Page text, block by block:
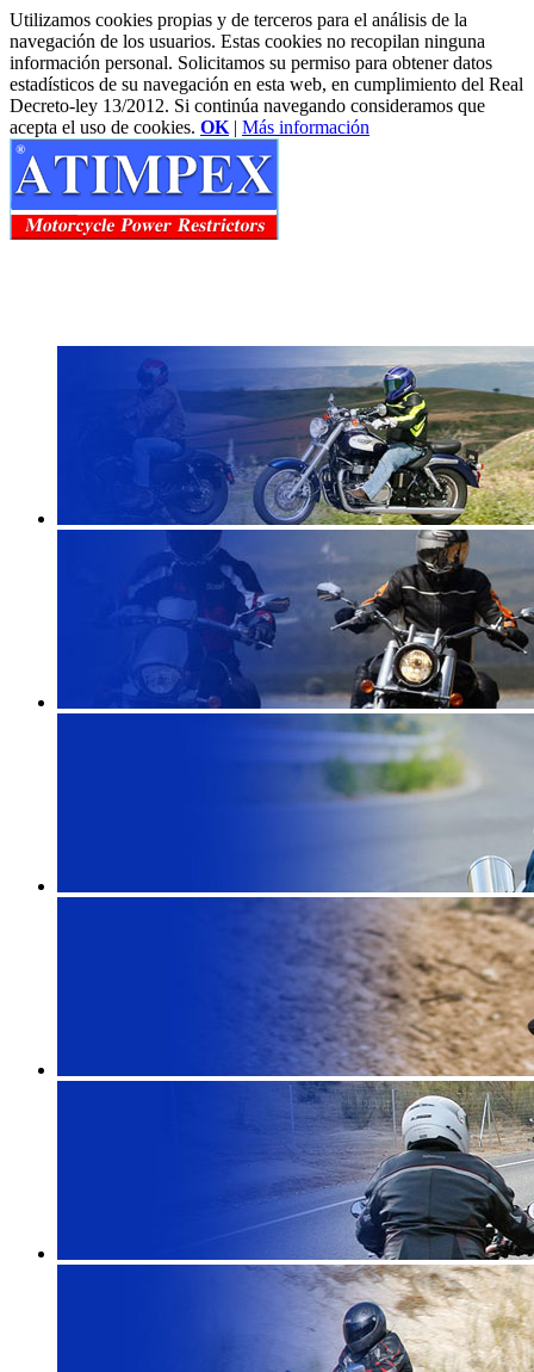
Utilizamos cookies propias y de terceros para el análisis de la
navegación de los usuarios. Estas cookies no recopilan ninguna
información personal. Solicitamos su permiso para obtener datos
estadísticos de su navegación en esta web, en cumplimiento del Real
Decreto-ley 13/2012. Si continúa navegando consideramos que
acepta el uso de cookies. OK | Más información